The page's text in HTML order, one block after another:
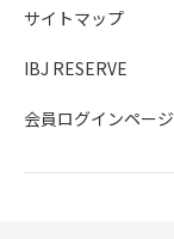
サイトマップ
IBJ RESERVE
会員ログインページ